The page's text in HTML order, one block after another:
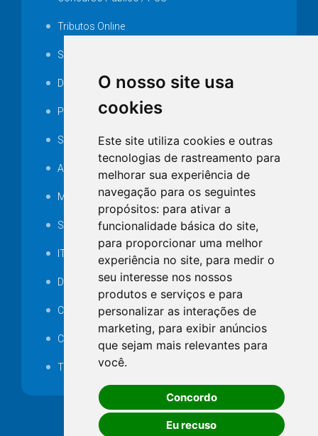
O nosso site usa
cookies
Este site utiliza cookies e outras
tecnologias de rastreamento para
melhorar sua experiência de
navegação para os seguintes
propósitos: para ativar a
funcionalidade básica do site,
para proporcionar uma melhor
experiência no site, para medir o
seu interesse nos nossos
produtos e serviços e para
personalizar as interações de
marketing, para exibir anúncios
que sejam mais relevantes para
você.
Concordo
Eu recuso
Tributos Online
Serviços ISS-E
Decretos
Portarias
SAMAE
Audiência pública
MANUTENÇÃO DE ILUMINAÇÃO PÚBLICA
Serviços Técnicos TI
ITR
Desapropriações
Catalogo Eletrônico de Padronização
Consórcios Municipais
Telefones Úteis